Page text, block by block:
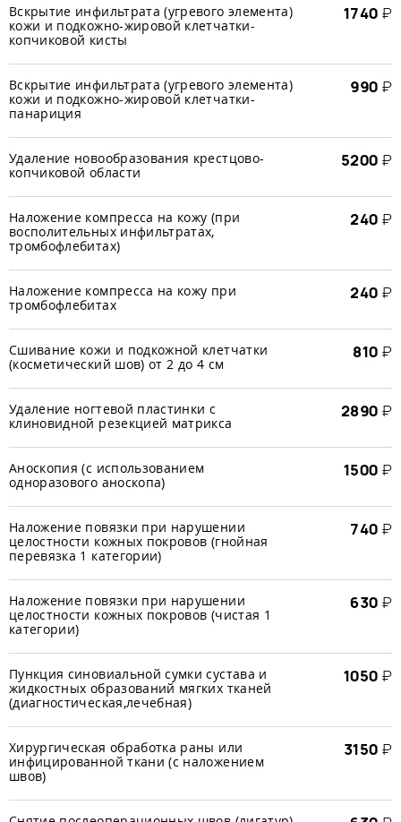
Вскрытие инфильтрата (угревого элемента)
кожи и подкожно-жировой клетчатки-
копчиковой кисты
1740 ₽
Вскрытие инфильтрата (угревого элемента)
кожи и подкожно-жировой клетчатки-
панариция
990 ₽
Удаление новообразования крестцово-
копчиковой области
5200 ₽
Наложение компресса на кожу (при
восполительных инфильтратах,
тромбофлебитах)
240 ₽
Наложение компресса на кожу при
тромбофлебитах
240 ₽
Сшивание кожи и подкожной клетчатки
(косметический шов) от 2 до 4 см
810 ₽
Удаление ногтевой пластинки с
клиновидной резекцией матрикса
2890 ₽
Аноскопия (с использованием
одноразового аноскопа)
1500 ₽
Наложение повязки при нарушении
целостности кожных покровов (гнойная
перевязка 1 категории)
740 ₽
Наложение повязки при нарушении
целостности кожных покровов (чистая 1
категории)
630 ₽
Пункция синовиальной сумки сустава и
жидкостных образований мягких тканей
(диагностическая,лечебная)
1050 ₽
Хирургическая обработка раны или
инфицированной ткани (с наложением
швов)
3150 ₽